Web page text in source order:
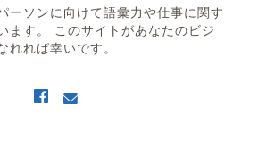
ーソンに向けて語彙力や仕事に関す
ます。 このサイトがあなたのビジ
れれば幸いです。